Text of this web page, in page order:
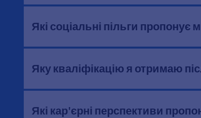
Які соціальні пільги
Яку кваліфікацію я отримаю
Які кар'єрні перспективи